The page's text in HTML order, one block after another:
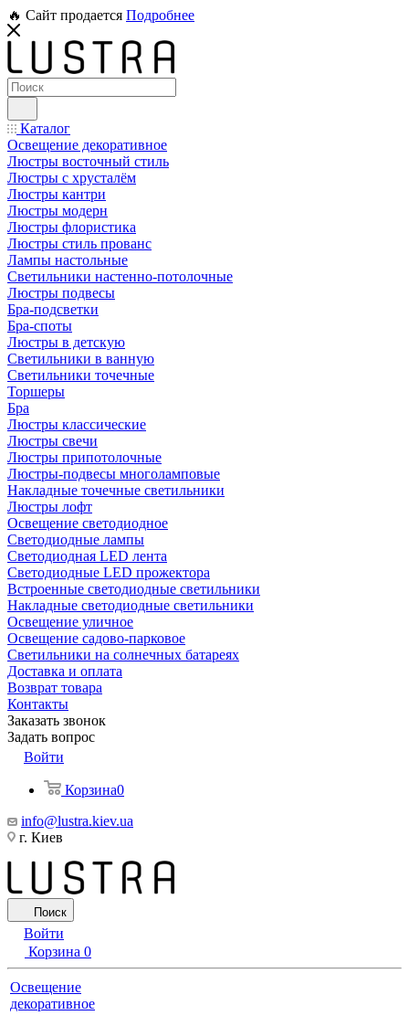
🔥 Сайт продается Подробнее
Каталог
Освещение декоративное
Люстры восточный стиль
Люстры с хрусталём
Люстры кантри
Люстры модерн
Люстры флористика
Люстры стиль прованс
Лампы настольные
Светильники настенно-потолочные
Люстры подвесы
Бра-подсветки
Бра-споты
Люстры в детскую
Светильники в ванную
Светильники точечные
Торшеры
Бра
Люстры классические
Люстры свечи
Люстры припотолочные
Люстры-подвесы многоламповые
Накладные точечные светильники
Люстры лофт
Освещение светодиодное
Светодиодные лампы
Светодиодная LED лента
Светодиодные LED прожектора
Встроенные светодиодные светильники
Накладные светодиодные светильники
Освещение уличное
Освещение садово-парковое
Светильники на солнечных батареях
Доставка и оплата
Возврат товара
Контакты
Заказать звонок
Задать вопрос
Войти
Корзина0
info@lustra.kiev.ua
г. Киев
Поиск
Войти
Корзина 0
Освещение
декоративное